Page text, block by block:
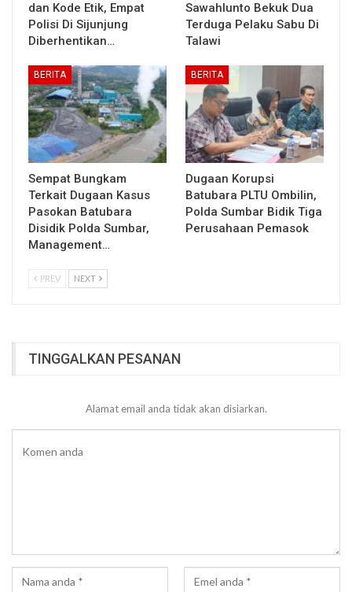
dan Kode Etik, Empat
Polisi Di Sijunjung
Diberhentikan…
Sawahlunto Bekuk Dua
Terduga Pelaku Sabu Di
Talawi
BERITA
Sempat Bungkam
Terkait Dugaan Kasus
Pasokan Batubara
Disidik Polda Sumbar,
Management…
BERITA
Dugaan Korupsi
Batubara PLTU Ombilin,
Polda Sumbar Bidik Tiga
Perusahaan Pemasok
PREV NEXT
TINGGALKAN PESANAN
Alamat email anda tidak akan disiarkan.